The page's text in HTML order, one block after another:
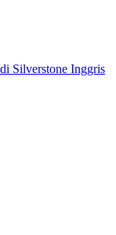
Silverstone Inggris